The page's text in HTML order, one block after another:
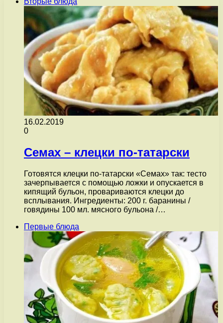
16.02.2019
0
Семах – клецки по-татарски
Готовятся клецки по-татарски «Семах» так: тесто
зачерпывается с помощью ложки и опускается в
кипящий бульон, провариваются клецки до
всплывания. Ингредиенты: 200 г. баранины /
говядины 100 мл. мясного бульона /…
Первые блюда